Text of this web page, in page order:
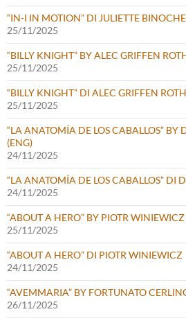
“IN-I IN MOTION” DI JULIETTE BINOCHE
25/11/2025
“BILLY KNIGHT” BY ALEC GRIFFEN
25/11/2025
“BILLY KNIGHT” DI ALEC GRIFFEN ROTH
25/11/2025
“LA ANATOMÍA DE LOS CABALLOS” BY
(ENG)
24/11/2025
“LA ANATOMÍA DE LOS CABALLOS” DI
24/11/2025
“ABOUT A HERO” BY PIOTR
25/11/2025
“ABOUT A HERO” DI PIOTR WINIEWICZ
24/11/2025
“AVEMMARIA” BY FORTUNATO
26/11/2025